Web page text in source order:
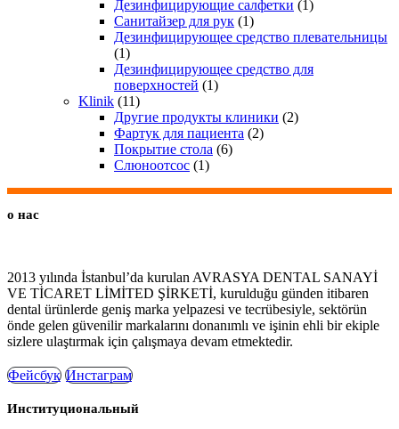
Дезинфицирующие салфетки (1)
Санитайзер для рук (1)
Дезинфицирующее средство плевательницы
(1)
Дезинфицирующее средство для
поверхностей (1)
Klinik (11)
Другие продукты клиники (2)
Фартук для пациента (2)
Покрытие стола (6)
Слюноотсос (1)
о нас
2013 yılında İstanbul’da kurulan AVRASYA DENTAL SANAYİ
VE TİCARET LİMİTED ŞİRKETİ, kurulduğu günden itibaren
dental ürünlerde geniş marka yelpazesi ve tecrübesiyle, sektörün
önde gelen güvenilir markalarını donanımlı ve işinin ehli bir ekiple
sizlere ulaştırmak için çalışmaya devam etmektedir.
Фейсбук Инстаграм
Институциональный